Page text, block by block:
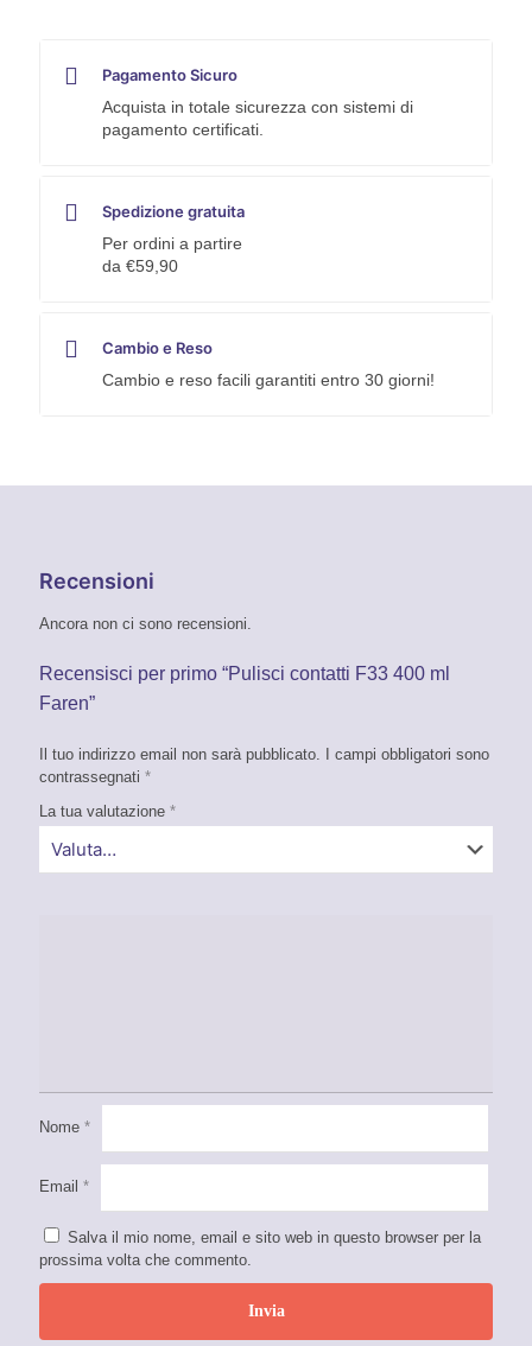
Pagamento Sicuro
Acquista in totale sicurezza con sistemi di
pagamento certificati.
Spedizione gratuita
Per ordini a partire
da €59,90
Cambio e Reso
Cambio e reso facili garantiti entro 30 giorni!
Recensioni
Ancora non ci sono recensioni.
Recensisci per primo “Pulisci contatti F33 400 ml
Faren”
Il tuo indirizzo email non sarà pubblicato.
I campi obbligatori sono
contrassegnati *
La tua valutazione *
Nome *
Email *
Salva il mio nome, email e sito web in questo browser per la
prossima volta che commento.